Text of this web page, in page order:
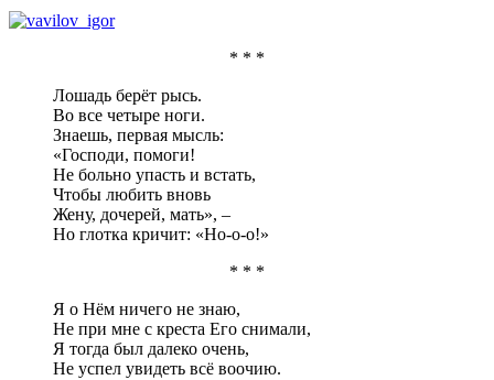
* * *
Лошадь берёт рысь.
Во все четыре ноги.
Знаешь, первая мысль:
«Господи, помоги!
Не больно упасть и встать,
Чтобы любить вновь
Жену, дочерей, мать», –
Но глотка кричит: «Но-о-о!»
* * *
Я о Нём ничего не знаю,
Не при мне с креста Его снимали,
Я тогда был далеко очень,
Не успел увидеть всё воочию.